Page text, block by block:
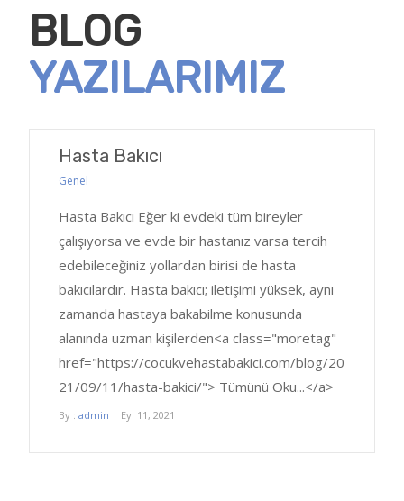
BLOG
YAZILARIMIZ
Hasta Bakıcı
Genel
Hasta Bakıcı Eğer ki evdeki tüm bireyler
çalışıyorsa ve evde bir hastanız varsa tercih
edebileceğiniz yollardan birisi de hasta
bakıcılardır. Hasta bakıcı; iletişimi yüksek, aynı
zamanda hastaya bakabilme konusunda
alanında uzman kişilerden<a class="moretag"
href="https://cocukvehastabakici.com/blog/20
21/09/11/hasta-bakici/"> Tümünü Oku...</a>
By : admin | Eyl 11, 2021